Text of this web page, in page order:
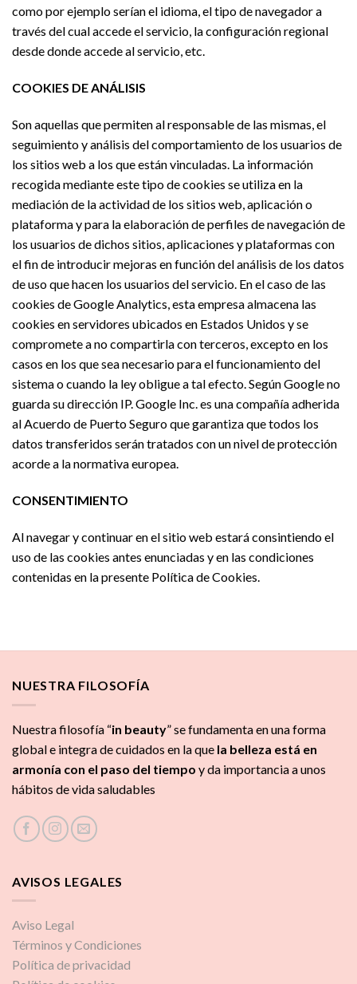
como por ejemplo serían el idioma, el tipo de navegador a
través del cual accede el servicio, la configuración regional
desde donde accede al servicio, etc.
COOKIES DE ANÁLISIS
Son aquellas que permiten al responsable de las mismas, el
seguimiento y análisis del comportamiento de los usuarios de
los sitios web a los que están vinculadas. La información
recogida mediante este tipo de cookies se utiliza en la
mediación de la actividad de los sitios web, aplicación o
plataforma y para la elaboración de perfiles de navegación de
los usuarios de dichos sitios, aplicaciones y plataformas con
el fin de introducir mejoras en función del análisis de los datos
de uso que hacen los usuarios del servicio. En el caso de las
cookies de Google Analytics, esta empresa almacena las
cookies en servidores ubicados en Estados Unidos y se
compromete a no compartirla con terceros, excepto en los
casos en los que sea necesario para el funcionamiento del
sistema o cuando la ley obligue a tal efecto. Según Google no
guarda su dirección IP. Google Inc. es una compañía adherida
al Acuerdo de Puerto Seguro que garantiza que todos los
datos transferidos serán tratados con un nivel de protección
acorde a la normativa europea.
CONSENTIMIENTO
Al navegar y continuar en el sitio web estará consintiendo el
uso de las cookies antes enunciadas y en las condiciones
contenidas en la presente Política de Cookies.
NUESTRA FILOSOFÍA
Nuestra filosofía “in beauty” se fundamenta en una forma
global e integra de cuidados en la que la belleza está en
armonía con el paso del tiempo y da importancia a unos
hábitos de vida saludables
AVISOS LEGALES
Aviso Legal
Términos y Condiciones
Política de privacidad